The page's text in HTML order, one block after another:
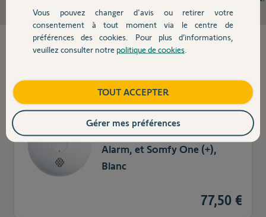
produit(s) trouvé(s)
Somfy 1870289 - Détecteur de
Compatible Somfy Home
Alarm, et Somfy One (+),
Blanc
77,50 €
Vous pouvez changer d'avis ou retirer votre
consentement à tout moment via le centre de
préférences des cookies. Pour plus d’informations,
veuillez consulter notre politique de cookies
TOUT ACCEPTER
Gérer mes préférences